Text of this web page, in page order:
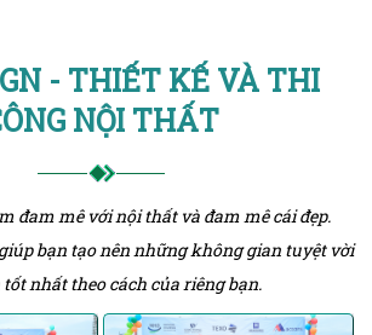
- THIẾT KẾ VÀ THI
NỘI THẤT
đam mê với nội thất và đam mê cái đẹp.
bạn tạo nên những không gian tuyệt vời
nhất theo cách của riêng bạn.